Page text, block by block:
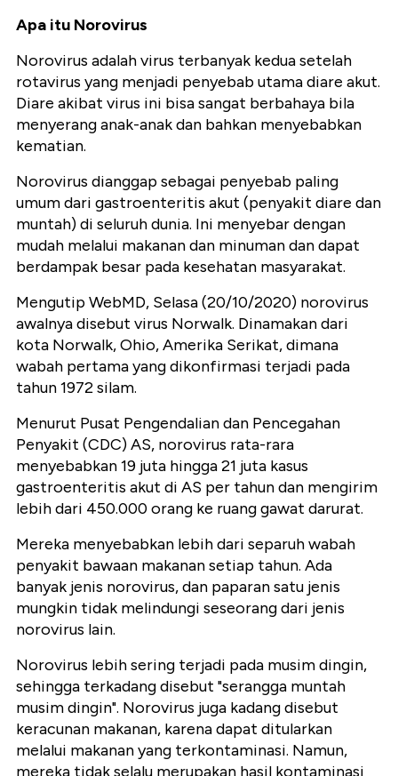
Apa itu Norovirus
Norovirus adalah virus terbanyak kedua setelah
rotavirus yang menjadi penyebab utama diare akut.
Diare akibat virus ini bisa sangat berbahaya bila
menyerang anak-anak dan bahkan menyebabkan
kematian.
Norovirus dianggap sebagai penyebab paling
umum dari gastroenteritis akut (penyakit diare dan
muntah) di seluruh dunia. Ini menyebar dengan
mudah melalui makanan dan minuman dan dapat
berdampak besar pada kesehatan masyarakat.
Mengutip WebMD, Selasa (20/10/2020) norovirus
awalnya disebut virus Norwalk. Dinamakan dari
kota Norwalk, Ohio, Amerika Serikat, dimana
wabah pertama yang dikonfirmasi terjadi pada
tahun 1972 silam.
Menurut Pusat Pengendalian dan Pencegahan
Penyakit (CDC) AS, norovirus rata-rara
menyebabkan 19 juta hingga 21 juta kasus
gastroenteritis akut di AS per tahun dan mengirim
lebih dari 450.000 orang ke ruang gawat darurat.
Mereka menyebabkan lebih dari separuh wabah
penyakit bawaan makanan setiap tahun. Ada
banyak jenis norovirus, dan paparan satu jenis
mungkin tidak melindungi seseorang dari jenis
norovirus lain.
Norovirus lebih sering terjadi pada musim dingin,
sehingga terkadang disebut "serangga muntah
musim dingin". Norovirus juga kadang disebut
keracunan makanan, karena dapat ditularkan
melalui makanan yang terkontaminasi. Namun,
mereka tidak selalu merupakan hasil kontaminasi